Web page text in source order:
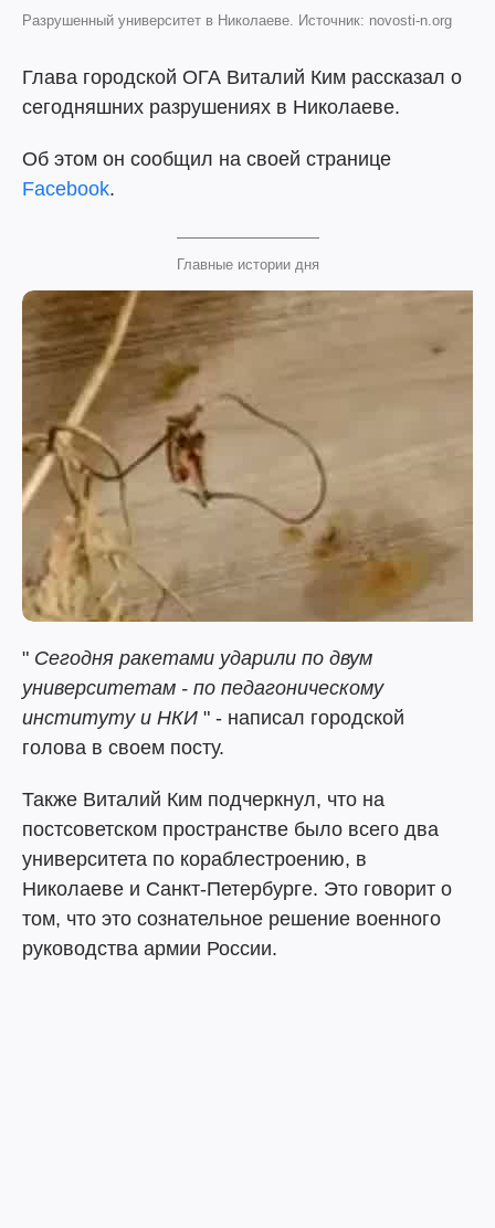
Разрушенный университет в Николаеве. Источник: novosti-n.org
Глава городской ОГА Виталий Ким рассказал о
сегодняшних разрушениях в Николаеве.
Об этом он сообщил на своей странице
Facebook.
Главные истории дня
" Сегодня ракетами ударили по двум
университетам - по педагоническому
институту и НКИ " - написал городской
голова в своем посту.
Также Виталий Ким подчеркнул, что на
постсоветском пространстве было всего два
университета по кораблестроению, в
Николаеве и Санкт-Петербурге. Это говорит о
том, что это сознательное решение военного
руководства армии России.